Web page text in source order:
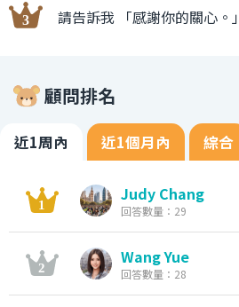
請告訴我 「感謝你的關心。
顧問排名
近1周內 近1個月內 綜合
Judy Chang
回答數量：29
Wang Yue
回答數量：28